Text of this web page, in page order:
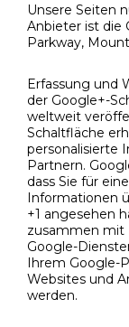
Unsere Seiten
Anbieter ist die
Parkway,
Erfassung und
der Google+-
weltweit
Schaltfläche
personalisierte
Partnern.
dass Sie für
Informationen
+1 angesehen
zusammen mit
Google-
Ihrem Google-
Websites und
werden.